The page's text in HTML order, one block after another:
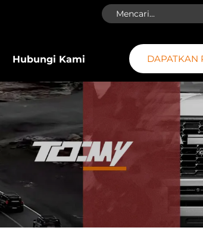
Hubungi Kami DAPATKAN